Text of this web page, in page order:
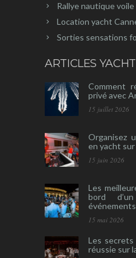
Rallye nautique voile
Location yacht
Sorties sensations
ARTICLES
Comment
privé avec
15 juillet 2026
Organisez
en yacht sur
15 juin 2026
Les
bord
15 mai 2026
Les secrets
réussie sur